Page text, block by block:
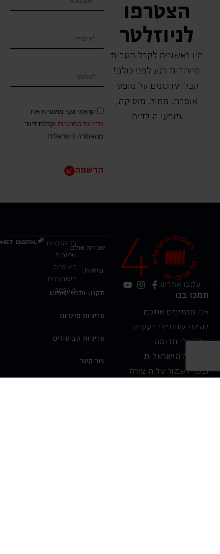
הצטרפו
לניוזלטר
היו ראשונים לקבל הטבות
מיוחדות רגע לפני כולם!
קבלו עדכונים על מופעי
אופרה, ‏מחול, ‏מוסיקה,
ומופעי הילדים.
קראתי ואני מאשר.ת את
מדיניות הפרטיות וקבלת דיוור
מהאופרה הישראלית
הרשמה
עקבו אחרינו:
תמכו בנו
אנו מזמינים אתכם
להיות שותפים בעשיה
שלנו ע"י תרומה
לאופרה הישראלית
ובכך לשמור על היצירה
כל הזכויות
שמורות
האופרה
הישראלית
© 2026
שכירת אולם
נגישות
תקנון ותנאי שימוש
מדיניות פרטיות
מדיניות הביטולים
צור קשר